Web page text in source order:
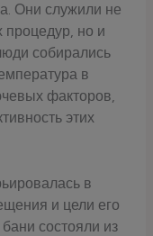
Они служили не
процедур, но и
собирались
в
факторов,
этих
в
и цели его
состояли из